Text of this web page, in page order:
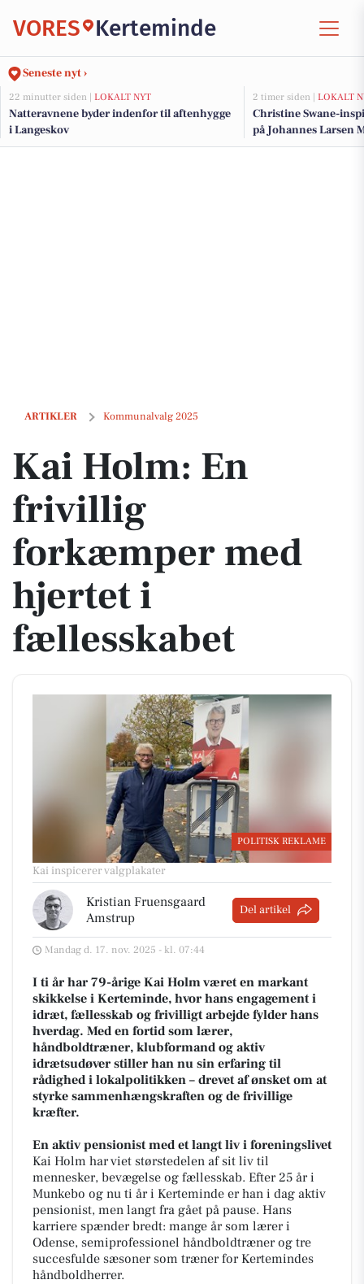
VORES Kerteminde
Seneste nyt ›
22 minutter siden | LOKALT NYT
Natteravnene byder indenfor til aftenhygge
i Langeskov
2 timer siden | LOKALT
Christine Swane-
på Johannes Larsen
ARTIKLER Kommunalvalg 2025
Kai Holm: En frivillig forkæmper med hjertet i fællesskabet
Kai Holm: En
frivillig
forkæmper med
hjertet i
fællesskabet
POLITISK REKLAME
Kai inspicerer valgplakater
Kristian Fruensgaard
Amstrup
Del artikel
Mandag d. 17. nov. 2025 - kl. 07:44
I ti år har 79-årige Kai Holm været en markant
skikkelse i Kerteminde, hvor hans engagement i
idræt, fællesskab og frivilligt arbejde fylder hans
hverdag. Med en fortid som lærer,
håndboldtræner, klubformand og aktiv
idrætsudøver stiller han nu sin erfaring til
rådighed i lokalpolitikken – drevet af ønsket om at
styrke sammenhængskraften og de frivillige
kræfter.
En aktiv pensionist med et langt liv i foreningslivet
Kai Holm har viet størstedelen af sit liv til
mennesker, bevægelse og fællesskab. Efter 25 år i
Munkebo og nu ti år i Kerteminde er han i dag aktiv
pensionist, men langt fra gået på pause. Hans
karriere spænder bredt: mange år som lærer i
Odense, semiprofessionel håndboldtræner og tre
succesfulde sæsoner som træner for Kertemindes
håndboldherrer.